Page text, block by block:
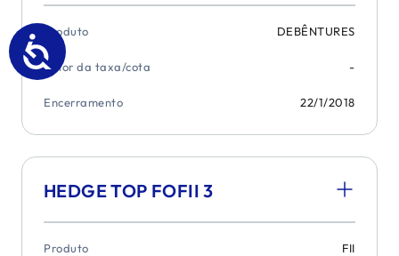
Produto DEBÊNTURES
Valor da taxa/cota -
Encerramento 22/1/2018
HEDGE TOP FOFII 3
Produto FII